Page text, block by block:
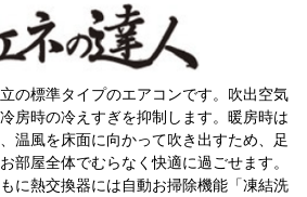
の標準タイプのエアコンです。吹出空気
房時の冷えすぎを抑制します。暖房時は
温風を床面に向かって吹き出すため、足
部屋全体でむらなく快適に過ごせます。
に熱交換器には自動お掃除機能「凍結洗